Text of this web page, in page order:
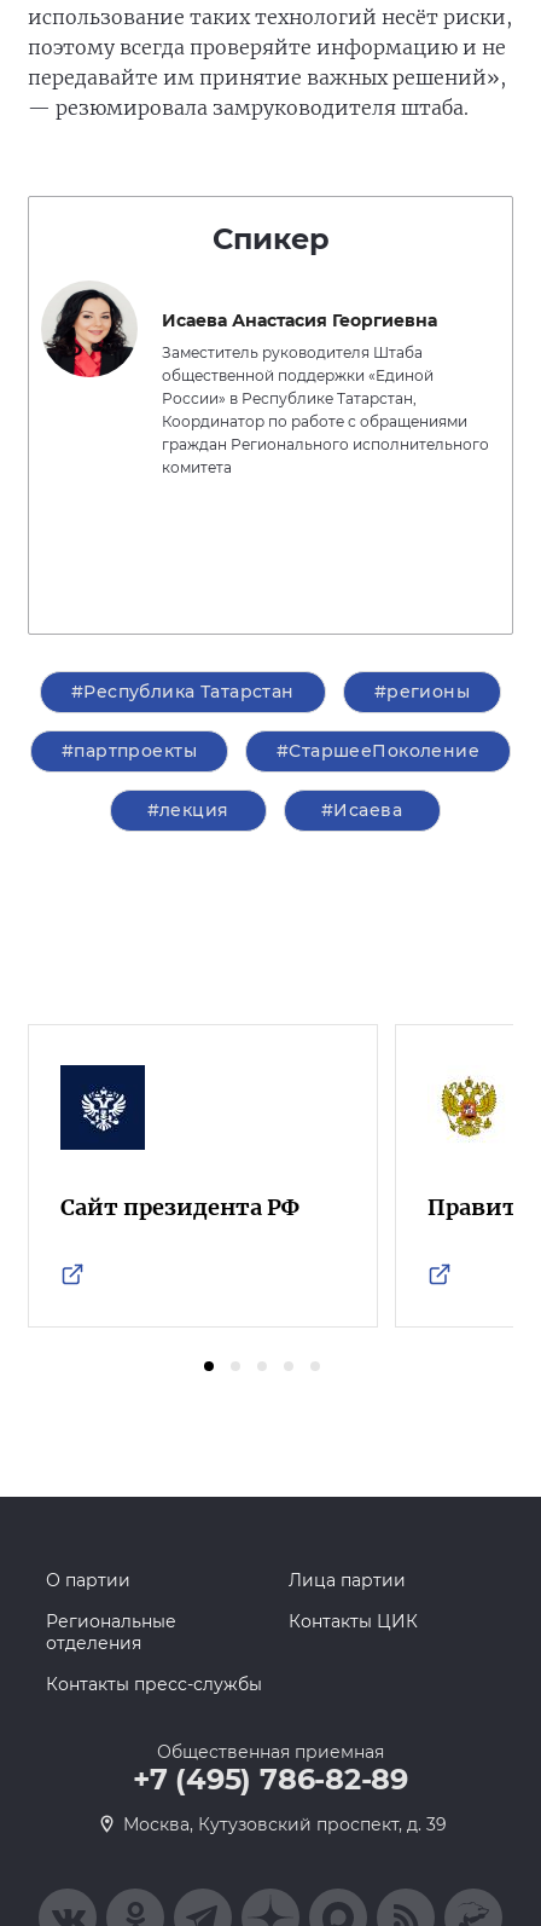
использование таких технологий несёт риски,
поэтому всегда проверяйте информацию и не
передавайте им принятие важных решений»,
— резюмировала замруководителя штаба.
Спикер
Исаева Анастасия Георгиевна
Заместитель руководителя Штаба
общественной поддержки «Единой
России» в Республике Татарстан,
Координатор по работе с обращениями
граждан Регионального исполнительного
комитета
#Республика Татарстан #регионы
#партпроекты #СтаршееПоколение
#лекция #Исаева
Сайт президента РФ
О партии
Лица партии
Региональные
отделения
Контакты ЦИК
Контакты пресс-службы
Общественная приемная
+7 (495) 786-82-89
Москва, Кутузовский проспект, д. 39